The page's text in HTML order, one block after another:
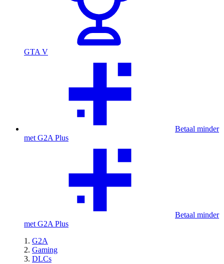
GTA V
Betaal minder
met G2A Plus
Betaal minder
met G2A Plus
G2A
Gaming
DLCs